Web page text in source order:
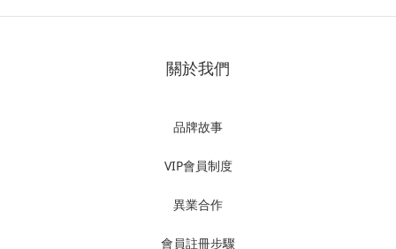
關於我們
品牌故事
VIP會員制度
異業合作
會員註冊步驟